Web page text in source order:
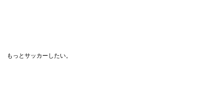
もっとサッカーしたい。